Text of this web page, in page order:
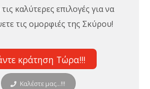
καλύτερες επιλογές για να
τις ομορφιές της Σκύρου!
κράτηση Τώρα!!!
Καλέστε μας...!!!